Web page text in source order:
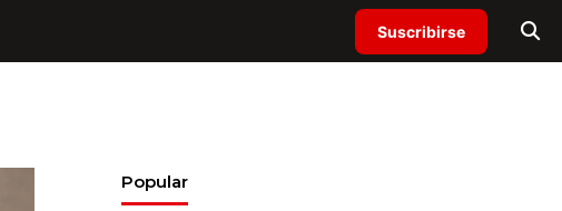
Suscribirse
Popular